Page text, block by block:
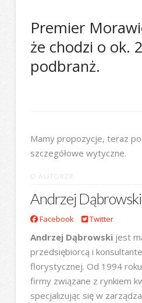
Premier
że chodzi o ok.
podbranż.
Mamy propozycje, teraz
szczegółowe wytyczne.
O AUTORZE
Andrzej Dąbrowski
Facebook Twitter
Andrzej Dąbrowskijest
przedsiębiorcą i
florystycznej. Od 1994
firmy związane z rynkiem
specjalizując się w